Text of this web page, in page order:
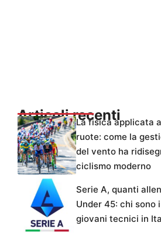
Articoli recenti
La fisica applicata
ruote: come la
del vento ha
ciclismo moderno
Serie A, quanti
Under 45: chi sono
giovani tecnici in